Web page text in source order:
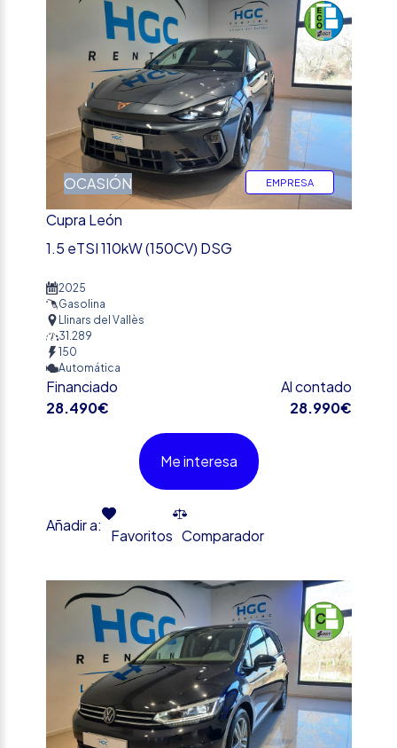
OCASIÓN EMPRESA
Cupra León
1.5 eTSI 110kW (150CV) DSG
2025
Gasolina
Llinars del Vallès
31.289
150
Automática
Financiado
28.490€
Al contado
28.990€
Me interesa
Añadir a:
Favoritos Comparador